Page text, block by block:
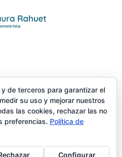
de terceros para garantizar el
su uso y mejorar nuestros
las cookies, rechazar las no
preferencias. Política de
Configurar